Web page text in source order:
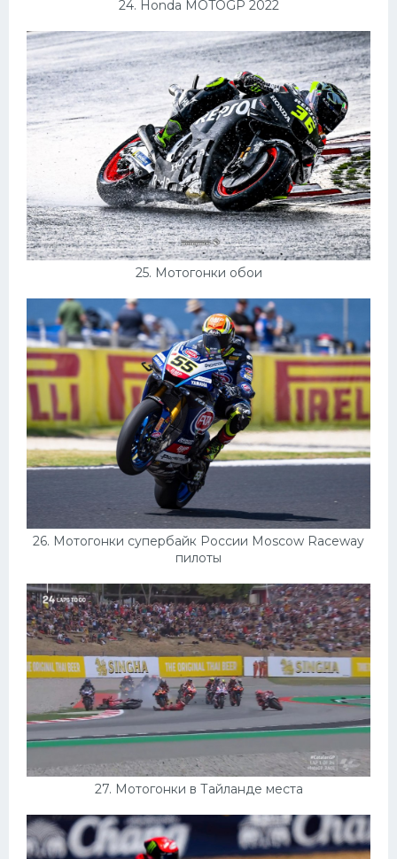
24. Honda MOTOGP 2022
25. Мотогонки обои
26. Мотогонки супербайк России Moscow Raceway
пилоты
27. Мотогонки в Тайланде места